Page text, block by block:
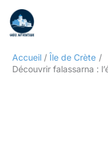
contenu
Accueil
Île de Crète
Découvrir falassarna :
Rechercher